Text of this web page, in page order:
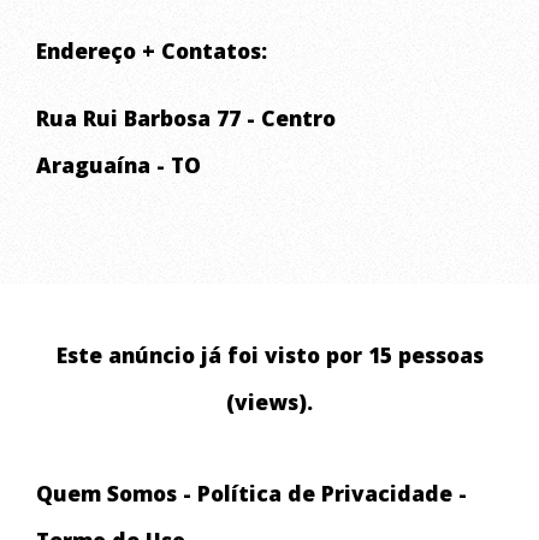
Endereço + Contatos:
Rua Rui Barbosa 77 - Centro
Araguaína - TO
Este anúncio já foi visto por 15 pessoas
(views).
Quem Somos - Política de Privacidade -